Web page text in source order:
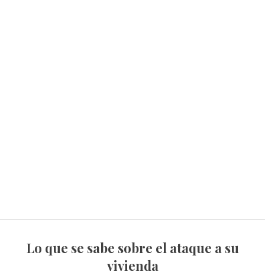
Lo que se sabe sobre el ataque a su
vivienda